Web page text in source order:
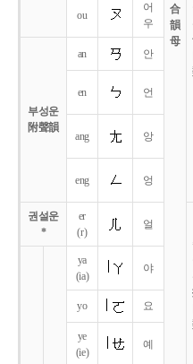
合
韻
母
ou
어
우
부성운
附聲韻
an 안
en 언
ang 앙
eng 엉
권설운
*
er
(r)
얼
ya
(ia)
야
yo 요
ye
(ie)
예